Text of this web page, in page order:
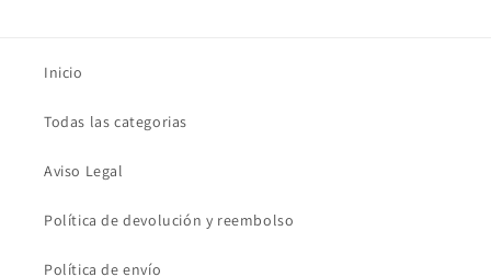
Inicio
Todas las categorias
Aviso Legal
Política de devolución y reembolso
Política de envío